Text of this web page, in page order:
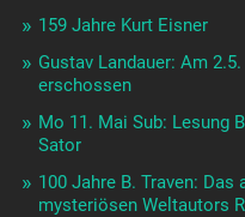
159 Jahre Kurt Eisner
Gustav Landauer: Am
erschossen
Mo 11. Mai Sub: Lesung
Sator
100 Jahre B. Traven: Das
mysteriösen Weltautors